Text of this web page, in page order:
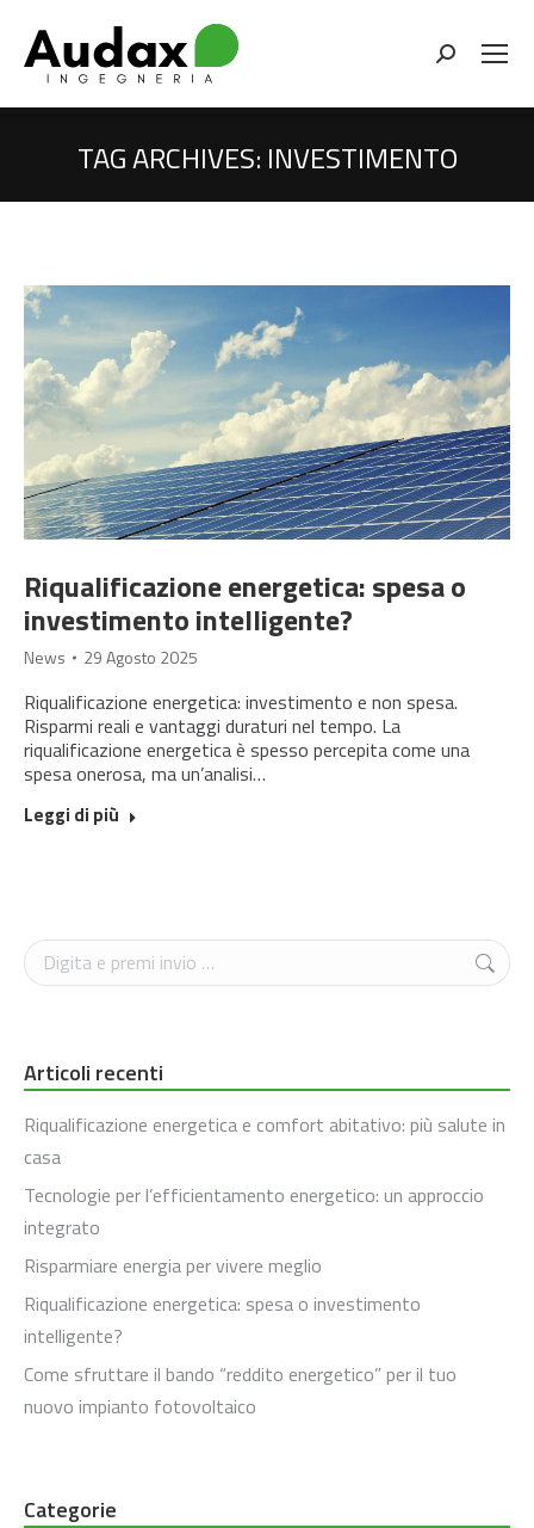
Cerca
TAG ARCHIVES: INVESTIMENTO
You are here:
Riqualificazione energetica: spesa o
investimento intelligente?
News 29 Agosto 2025
Riqualificazione energetica: investimento e non spesa.
Risparmi reali e vantaggi duraturi nel tempo. La
riqualificazione energetica è spesso percepita come una
spesa onerosa, ma un’analisi…
Leggi di più
Cerca
Articoli recenti
Riqualificazione energetica e comfort abitativo: più salute in
casa
Tecnologie per l’efficientamento energetico: un approccio
integrato
Risparmiare energia per vivere meglio
Riqualificazione energetica: spesa o investimento
intelligente?
Come sfruttare il bando “reddito energetico” per il tuo
nuovo impianto fotovoltaico
Categorie